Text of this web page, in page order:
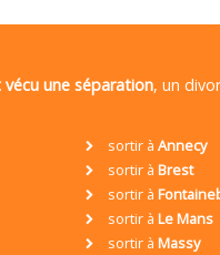
une séparation, un
sortir à Annecy
sortir à Brest
sortir à
sortir à Le Mans
sortir à Massy